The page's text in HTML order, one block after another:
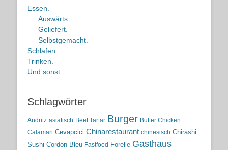
Essen.
Auswärts.
Geliefert.
Selbstgemacht.
Schlafen.
Trinken.
Und sonst.
Schlagwörter
Andritz asiatisch Beef Tartar Burger Butter Chicken
Calamari Cevapcici Chinarestaurant chinesisch Chirashi
Sushi Cordon Bleu Fastfood Forelle Gasthaus